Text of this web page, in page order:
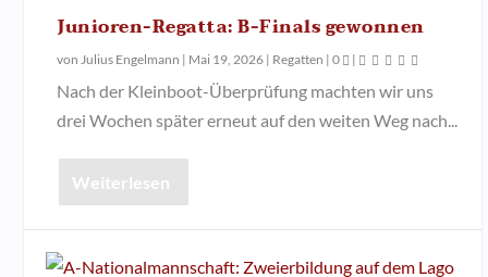
Junioren-Regatta: B-Finals gewonnen
vonJulius Engelmann | Mai 19, 2026 | Regatten |0 |
Nach der Kleinboot-Überprüfung machten wir uns
drei Wochen später erneut auf den weiten Weg nach...
Weiterlesen